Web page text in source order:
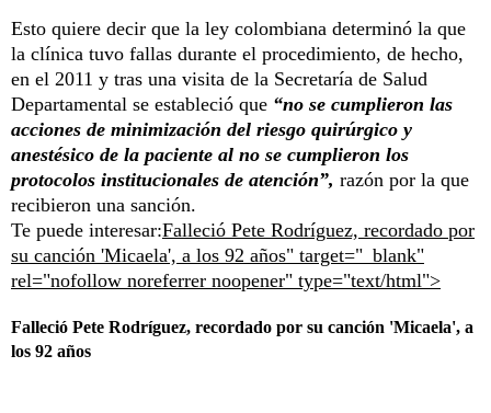
Esto quiere decir que la ley colombiana determinó la que
la clínica tuvo fallas durante el procedimiento, de hecho,
en el 2011 y tras una visita de la Secretaría de Salud
Departamental se estableció que “no se cumplieron las
acciones de minimización del riesgo quirúrgico y
anestésico de la paciente al no se cumplieron los
protocolos institucionales de atención”, razón por la que
recibieron una sanción.
Te puede interesar:Falleció Pete Rodríguez, recordado por
su canción 'Micaela', a los 92 años" target="_blank"
rel="nofollow noreferrer noopener" type="text/html">
Falleció Pete Rodríguez, recordado por su canción 'Micaela', a
los 92 años